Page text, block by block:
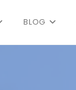
BLOG